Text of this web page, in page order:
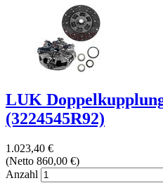
LUK
(3224545R92)
1.023,40 €
(Netto 860,00 €)
Anzahl